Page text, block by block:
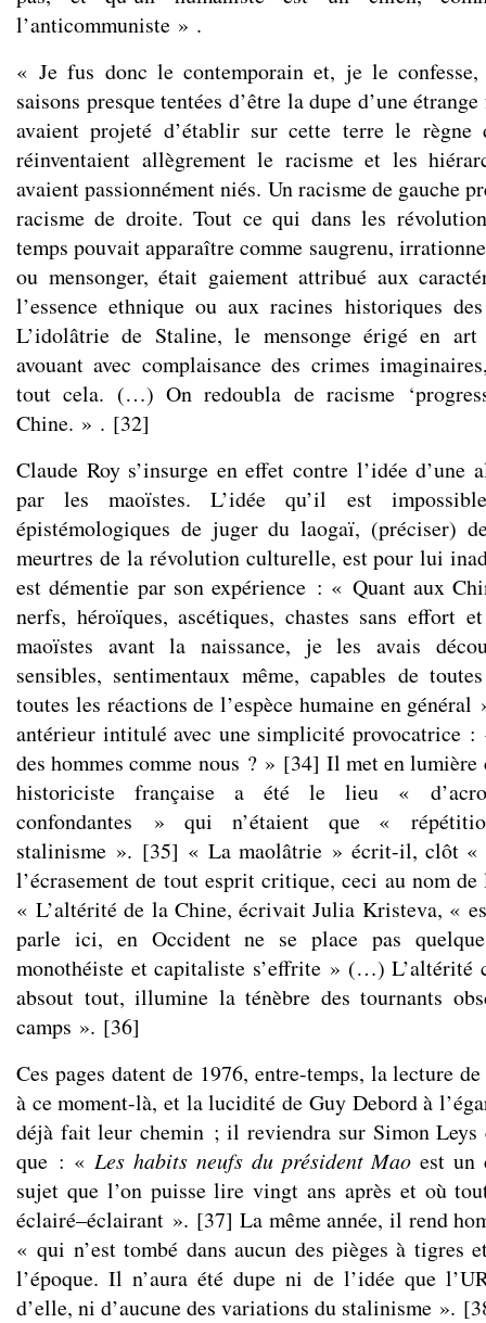
l’anticommuniste » .
« Je fus donc le contemporain et, je le
saisons presque tentées d’être la dupe d’une
avaient projeté d’établir sur cette terre le
réinventaient allègrement le racisme et les
avaient passionnément niés. Un racisme de gauche
racisme de droite. Tout ce qui dans les
temps pouvait apparaître comme saugrenu,
ou mensonger, était gaiement attribué aux
l’essence ethnique ou aux racines historiques
L’idolâtrie de Staline, le mensonge érigé en art
avouant avec complaisance des crimes
tout cela. (…) On redoubla de racisme
Chine. » . [32]
Claude Roy s’insurge en effet contre l’idée d’une
par les maoïstes. L’idée qu’il est
épistémologiques de juger du laogaï, (préciser)
meurtres de la révolution culturelle, est pour lui
est démentie par son expérience : « Quant aux
nerfs, héroïques, ascétiques, chastes sans effort
maoïstes avant la naissance, je les avais
sensibles, sentimentaux même, capables de
toutes les réactions de l’espèce humaine en général
antérieur intitulé avec une simplicité provocatrice
des hommes comme nous ? » [34] Il met en lumière
historiciste française a été le lieu «
confondantes » qui n’étaient que «
stalinisme ». [35] « La maolâtrie » écrit-il, clôt «
l’écrasement de tout esprit critique, ceci au nom
« L’altérité de la Chine, écrivait Julia Kristeva, «
parle ici, en Occident ne se place pas
monothéiste et capitaliste s’effrite » (…) L’altérité
absout tout, illumine la ténèbre des tournants
camps ». [36]
Ces pages datent de 1976, entre-temps, la lecture
à ce moment-là, et la lucidité de Guy Debord à
déjà fait leur chemin ; il reviendra sur Simon Leys
que : «Les habits neufs du président Mao est un
sujet que l’on puisse lire vingt ans après et où
éclairé–éclairant ». [37] La même année, il rend
« qui n’est tombé dans aucun des pièges à tigres
l’époque. Il n’aura été dupe ni de l’idée que
d’elle, ni d’aucune des variations du stalinisme ». [